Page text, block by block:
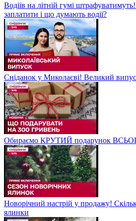
Водіїв на літній гумі
заплатити і що думають водії?
Сніданок у Миколаєві! Великий
Обираємо КРУТИЙ подарунок
Новорічний настрій у продажу!
ялинки